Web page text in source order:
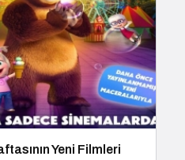
Yeni Filmleri